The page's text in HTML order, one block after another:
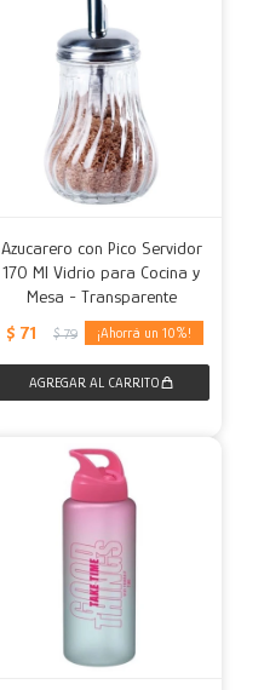
Azucarero con Pico Servidor
170 Ml Vidrio para Cocina y
Mesa - Transparente
$ 71 $ 79 10